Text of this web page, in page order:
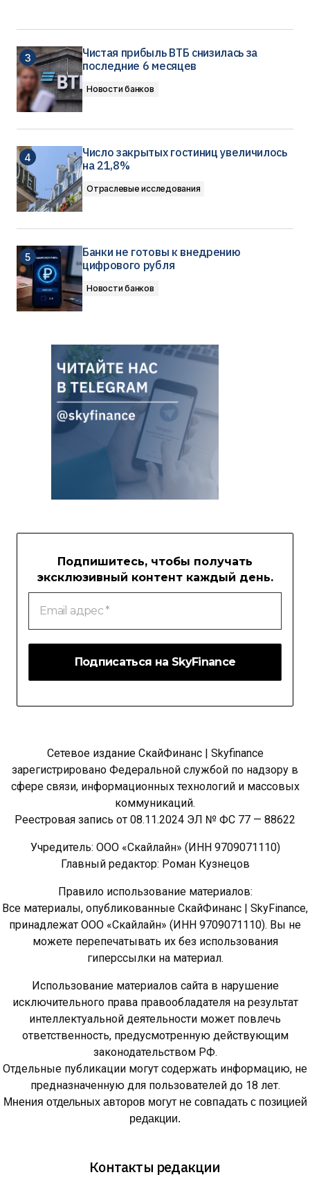
Чистая прибыль ВТБ снизилась за
последние 6 месяцев
Новости банков
Число закрытых гостиниц увеличилось
на 21,8%
Отраслевые исследования
Банки не готовы к внедрению
цифрового рубля
Новости банков
Подпишитесь, чтобы получать
эксклюзивный контент каждый день.
Email
адрес
Сетевое издание СкайФинанс | Skyfinance
зарегистрировано Федеральной службой по надзору в
сфере связи, информационных технологий и массовых
коммуникаций.
Реестровая запись от 08.11.2024 ЭЛ № ФС 77 — 88622
Учредитель: ООО «Скайлайн» (ИНН 9709071110)
Главный редактор: Роман Кузнецов
Правило использование материалов:
Все материалы, опубликованные СкайФинанс | SkyFinance,
принадлежат ООО «Скайлайн» (ИНН 9709071110). Вы не
можете перепечатывать их без использования
гиперссылки на материал.
Использование материалов сайта в нарушение
исключительного права правообладателя на результат
интеллектуальной деятельности может повлечь
ответственность, предусмотренную действующим
законодательством РФ.
Отдельные публикации могут содержать информацию, не
предназначенную для пользователей до 18 лет.
Мнения отдельных авторов могут не совпадать с позицией
редакции.
Контакты редакции